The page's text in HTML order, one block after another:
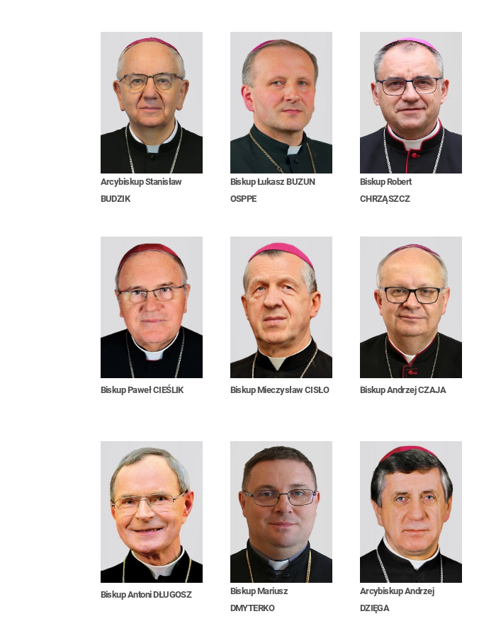
Arcybiskup Stanisław
BUDZIK
Biskup Łukasz BUZUN
OSPPE
Biskup Robert
CHRZĄSZCZ
Biskup Paweł CIEŚLIK Biskup Mieczysław CISŁO Biskup Andrzej CZAJA
Biskup Antoni DŁUGOSZ
Biskup Mariusz
DMYTERKO
Arcybiskup Andrzej
DZIĘGA